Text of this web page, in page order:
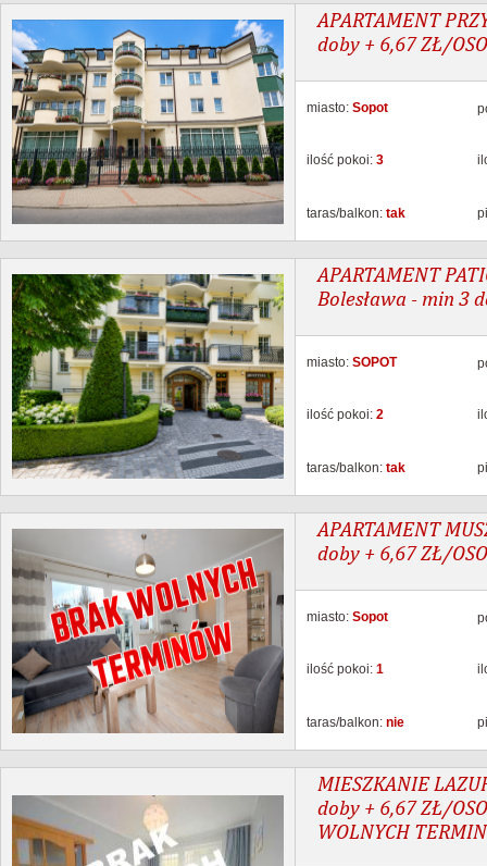
APARTAMENT
doby + 6,67 ZŁ/
miasto: Sopot
ilość pokoi: 3
taras/balkon: tak
APARTAMENT
Bolesława - min 3
miasto: SOPOT
ilość pokoi: 2
taras/balkon: tak
APARTAMENT
doby + 6,67 ZŁ/
miasto: Sopot
ilość pokoi: 1
taras/balkon: nie
MIESZKANIE
doby + 6,67 ZŁ/
WOLNYCH